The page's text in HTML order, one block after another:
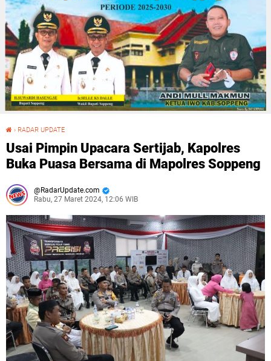
› RADAR UPDATE
Usai Pimpin Upacara Sertijab, Kapolres
Buka Puasa Bersama di Mapolres Soppeng
RadarUpdate.com
Rabu, 27 Maret 2024, 12:06 WIB